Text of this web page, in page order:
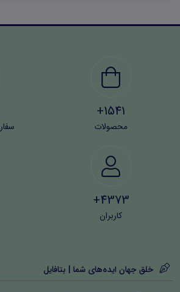
بخش ۶: هوش و استعداد تحصیلی
حیطه اختصاصی و تخصصی
بخش ۸: سوالات اصول و مدیریت بحران
بخش ۱: اصول و مدیریت بحران
بخش ۲: قانون مدیریت بحران کشور
(منابع منتشر شده توسط جهاد
1541+
محصولات
4373+
کاربران
خلق جهان ایده‌های شما | بتافایل